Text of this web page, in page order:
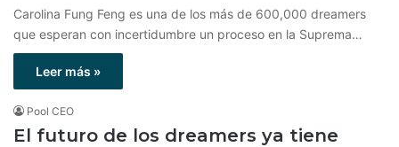
Carolina Fung Feng es una de los más de 600,000 dreamers
que esperan con incertidumbre un proceso en la Suprema…
Leer más »
Pool CEO
El futuro de los dreamers ya tiene